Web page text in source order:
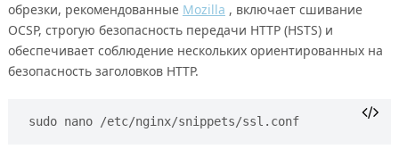
обрезки, рекомендованные Mozilla , включает сшивание
OCSP, строгую безопасность передачи HTTP (HSTS) и
обеспечивает соблюдение нескольких ориентированных на
безопасность заголовков HTTP.
sudo nano /etc/nginx/snippets/ssl.conf